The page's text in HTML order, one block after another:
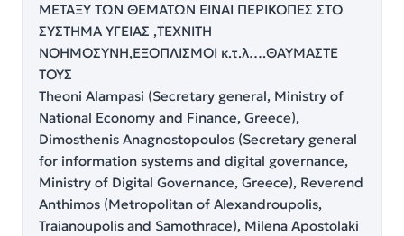
ΜΕΤΑΞΥ ΤΩΝ ΘΕΜΑΤΩΝ ΕΙΝΑΙ ΠΕΡΙΚΟΠΕΣ ΣΤΟ
ΣΥΣΤΗΜΑ ΥΓΕΙΑΣ ,ΤΕΧΝΙΤΗ
ΝΟΗΜΟΣΥΝΗ,ΕΞΟΠΛΙΣΜΟΙ κ.τ.λ….ΘΑΥΜΑΣΤΕ
ΤΟΥΣ
Theoni Alampasi (Secretary general, Ministry of
National Economy and Finance, Greece),
Dimosthenis Anagnostopoulos (Secretary general
for information systems and digital governance,
Ministry of Digital Governance, Greece), Reverend
Anthimos (Metropolitan of Alexandroupolis,
Traianoupolis and Samothrace), Milena Apostolaki